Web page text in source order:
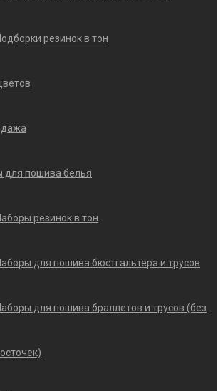
резинок в тон
для пошива белья
резинок в тон
для пошива бюстгальтера и трусов
для пошива браллетов и трусов (без